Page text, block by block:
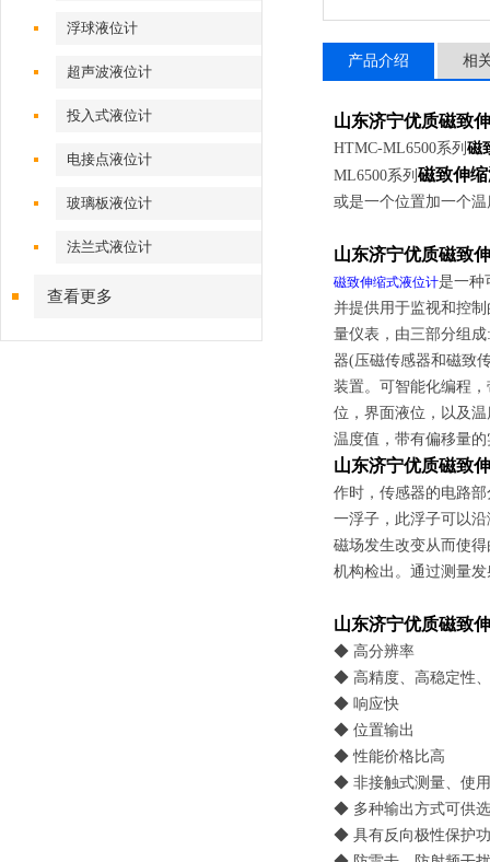
浮球液位计
超声波液位计
投入式液位计
电接点液位计
玻璃板液位计
法兰式液位计
查看更多
产品介绍 相
山东济宁优质磁致
HTMC-ML6500系列 磁
ML6500系列 磁致伸
或是一个位置加一个
山东济宁优质磁致
磁致伸缩式液位计是一种
并提供用于监视和控
量仪表，由三部分组
器(压磁传感器和磁致
装置。可智能化编程
位，界面液位，以及
温度值，带有偏移量
山东济宁优质磁致
作时，传感器的电路
一浮子，此浮子可以
磁场发生改变从而使
机构检出。通过测量
山东济宁优质磁致
◆ 高分辨率
◆ 高精度、高稳定性
◆ 响应快
◆ 位置输出
◆ 性能价格比高
◆ 非接触式测量、使
◆ 多种输出方式可供
◆ 具有反向极性保护